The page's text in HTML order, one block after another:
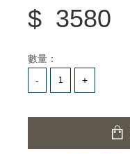
$ 3580
數量：